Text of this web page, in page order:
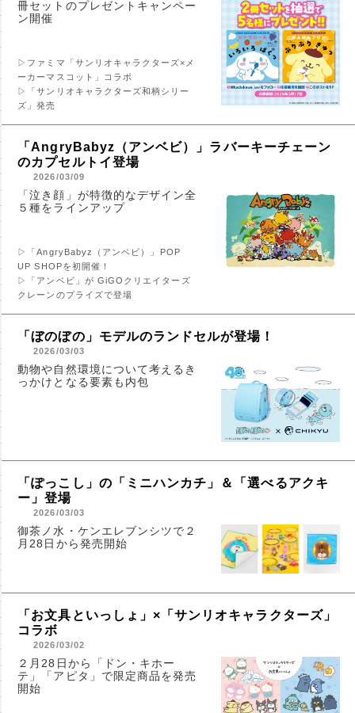
冊セットのプレゼントキャンペー
ン開催
▷ファミマ「サンリオキャラクターズ×メ
ーカーマスコット」コラボ
▷「サンリオキャラクターズ和柄シリー
ズ」発売
「AngryBabyz（アンベビ）」ラバーキーチェーン
のカプセルトイ登場
2026/03/09
「泣き顔」が特徴的なデザイン全
５種をラインアップ
▷「AngryBabyz（アンベビ）」POP
UP SHOPを初開催！
▷「アンベビ」が GiGOクリエイターズ
クレーンのプライズで登場
「ぼのぼの」モデルのランドセルが登場！
2026/03/03
動物や自然環境について考えるき
っかけとなる要素も内包
「ぽっこし」の「ミニハンカチ」＆「選べるアクキ
ー」登場
2026/03/03
御茶ノ水・ケンエレブンシツで２
月28日から発売開始
「お文具といっしょ」×「サンリオキャラクターズ」
コラボ
2026/03/02
２月28日から「ドン・キホー
テ」「アピタ」で限定商品を発売
開始